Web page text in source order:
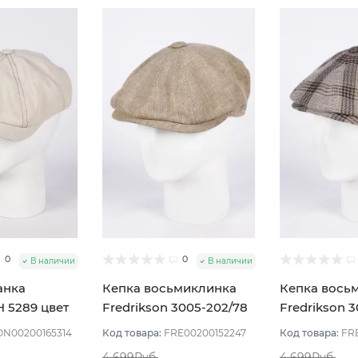
0 В наличии
5289 цвет
56
0 В наличии
Кепка восьмиклинка
Fredrikson 3005-202/78
цвет Бежевый размер
Код товара: FRE00200152247
Кепка
Fredrikson
цвет
Код товара: